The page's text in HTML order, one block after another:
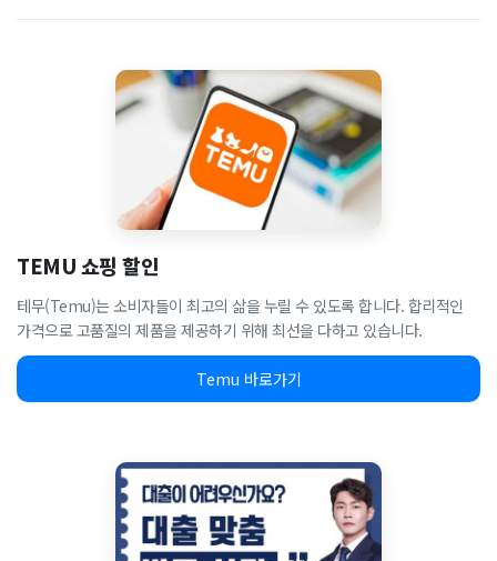
TEMU 쇼핑 할인
테무(Temu)는 소비자들이 최고의 삶을 누릴 수 있도록 합니다. 합리적인
가격으로 고품질의 제품을 제공하기 위해 최선을 다하고 있습니다.
Temu 바로가기